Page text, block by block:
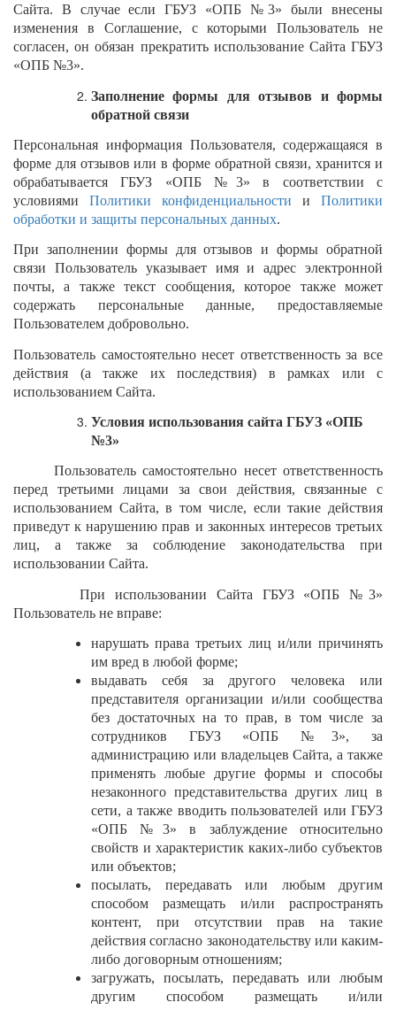
Сайта. В случае если ГБУЗ «ОПБ №3» были внесены
изменения в Соглашение, с которыми Пользователь не
согласен, он обязан прекратить использование Сайта ГБУЗ
«ОПБ №3».
Заполнение формы для отзывов и формы
обратной связи
Персональная информация Пользователя, содержащаяся в
форме для отзывов или в форме обратной связи, хранится и
обрабатывается ГБУЗ «ОПБ №3» в соответствии с
условиями Политики конфиденциальности и Политики
обработки и защиты персональных данных.
При заполнении формы для отзывов и формы обратной
связи Пользователь указывает имя и адрес электронной
почты, а также текст сообщения, которое также может
содержать персональные данные, предоставляемые
Пользователем добровольно.
Пользователь самостоятельно несет ответственность за все
действия (а также их последствия) в рамках или с
использованием Сайта.
Условия использования сайта ГБУЗ «ОПБ
№3»
Пользователь самостоятельно несет ответственность
перед третьими лицами за свои действия, связанные с
использованием Сайта, в том числе, если такие действия
приведут к нарушению прав и законных интересов третьих
лиц, а также за соблюдение законодательства при
использовании Сайта.
При использовании Сайта ГБУЗ «ОПБ №3»
Пользователь не вправе:
нарушать права третьих лиц и/или причинять
им вред в любой форме;
выдавать себя за другого человека или
представителя организации и/или сообщества
без достаточных на то прав, в том числе за
сотрудников ГБУЗ «ОПБ №3», за
администрацию или владельцев Сайта, а также
применять любые другие формы и способы
незаконного представительства других лиц в
сети, а также вводить пользователей или ГБУЗ
«ОПБ №3» в заблуждение относительно
свойств и характеристик каких-либо субъектов
или объектов;
посылать, передавать или любым другим
способом размещать и/или распространять
контент, при отсутствии прав на такие
действия согласно законодательству или каким-
либо договорным отношениям;
загружать, посылать, передавать или любым
другим способом размещать и/или